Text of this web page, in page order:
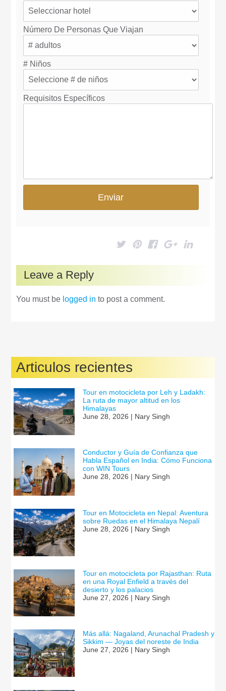
Número De Personas Que Viajan
# Niños
Requisitos Específicos
Leave a Reply
You must be logged in to post a comment.
Articulos recientes
Tour en motocicleta por Leh y Ladakh:
La ruta de mayor altitud en los
Himalayas
June 28, 2026 | Nary Singh
Conductor y Guía de Confianza que
Habla Español en India: Cómo Funciona
con WIN Tours
June 28, 2026 | Nary Singh
Tour en Motocicleta en Nepal: Aventura
sobre Ruedas en el Himalaya Nepalí
June 28, 2026 | Nary Singh
Tour en motocicleta por Rajasthan: Ruta
en una Royal Enfield a través del
desierto y los palacios
June 27, 2026 | Nary Singh
Más allá: Nagaland, Arunachal Pradesh y
Sikkim — Joyas del noreste de India
June 27, 2026 | Nary Singh